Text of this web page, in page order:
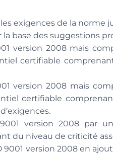
exigences de la norme
la base des suggestions
version 2008 mais
certifiable
version 2008 mais
certifiable
9001 version 2008 par
du niveau de criticité
9001 version 2008 en